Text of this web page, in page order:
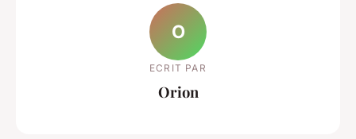
O
ECRIT PAR
Orion